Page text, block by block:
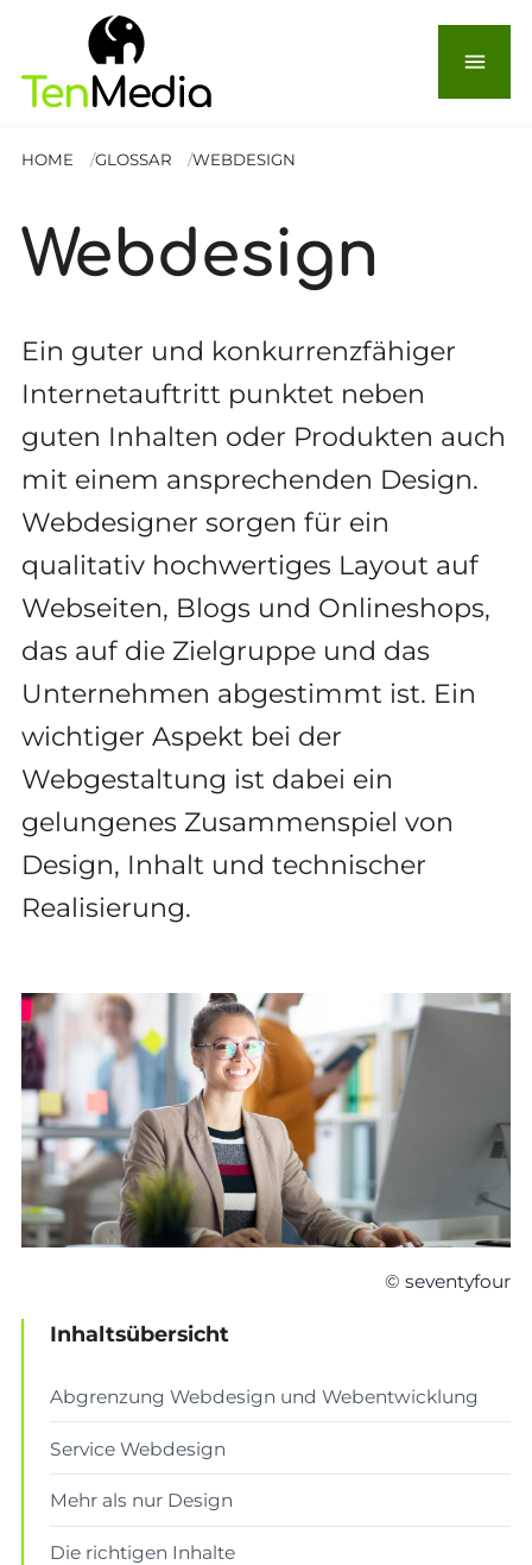
menu
HOME GLOSSAR WEBDESIGN
Webdesign
Ein guter und konkurrenzfähiger
Internetauftritt punktet neben
guten Inhalten oder Produkten auch
mit einem ansprechenden Design.
Webdesigner sorgen für ein
qualitativ hochwertiges Layout auf
Webseiten, Blogs und Onlineshops,
das auf die Zielgruppe und das
Unternehmen abgestimmt ist. Ein
wichtiger Aspekt bei der
Webgestaltung ist dabei ein
gelungenes Zusammenspiel von
Design, Inhalt und technischer
Realisierung.
© seventyfour
Inhaltsübersicht
Abgrenzung Webdesign und Webentwicklung
Service Webdesign
Mehr als nur Design
Die richtigen Inhalte